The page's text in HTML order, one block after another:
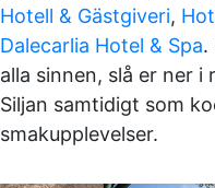
Hotell & Gästgiveri,
Dalecarlia Hotel & Spa.
alla sinnen, slå er ner
Siljan samtidigt som
smakupplevelser.